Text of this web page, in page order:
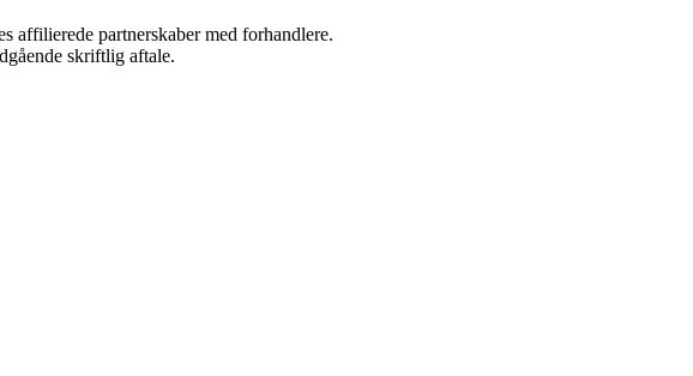
affilierede partnerskaber med forhandlere.
skriftlig aftale.